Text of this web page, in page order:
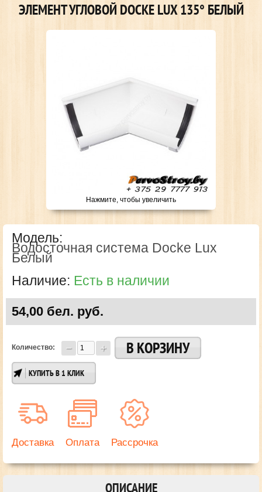
ЭЛЕМЕНТ УГЛОВОЙ DOCKE LUX 135° БЕЛЫЙ
Нажмите, чтобы увеличить
Модель:
Водосточная система Docke Lux
Белый
Наличие: Есть в наличии
54,00 бел. руб.
Количество:
КУПИТЬ В 1 КЛИК
Доставка Оплата Рассрочка
ОПИСАНИЕ